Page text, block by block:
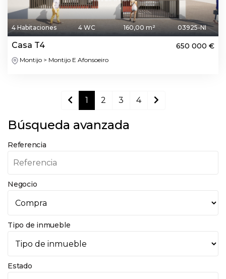
4 Habitaciones 4 WC 160,00 m² 03925-NI
Casa T4 650 000 €
Montijo > Montijo E Afonsoeiro
1 2 3 4
Búsqueda avanzada
Referencia
Negocio
Tipo de inmueble
Estado